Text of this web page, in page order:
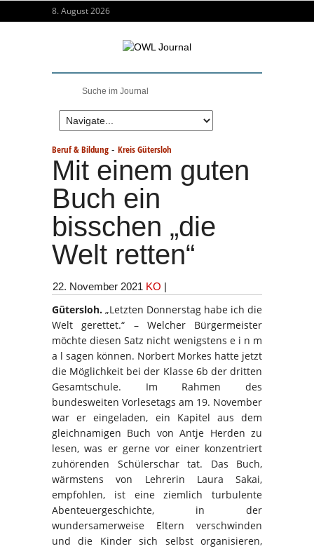
8. August 2026
Beruf & Bildung - Kreis Gütersloh
Mit einem guten
Buch ein
bisschen „die
Welt retten“
22. November 2021 KO |
Gütersloh. „Letzten Donnerstag habe ich die
Welt gerettet.“ – Welcher Bürgermeister
möchte diesen Satz nicht wenigstens e i n m
a l sagen können. Norbert Morkes hatte jetzt
die Möglichkeit bei der Klasse 6b der dritten
Gesamtschule. Im Rahmen des
bundesweiten Vorlesetags am 19. November
war er eingeladen, ein Kapitel aus dem
gleichnamigen Buch von Antje Herden zu
lesen, was er gerne vor einer konzentriert
zuhörenden Schülerschar tat. Das Buch,
wärmstens von Lehrerin Laura Sakai,
empfohlen, ist eine ziemlich turbulente
Abenteuergeschichte, in der
wundersamerweise Eltern verschwinden
und die Kinder sich selbst organisieren,